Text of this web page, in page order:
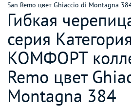
San Remo цвет Ghiaccio di Montagna
Гибкая
серия Категория
КОМФОРТ
Remo цвет
Montagna 384